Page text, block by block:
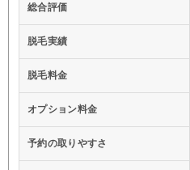
総合評価
脱毛実績
脱毛料金
オプション料金
予約の取りやすさ